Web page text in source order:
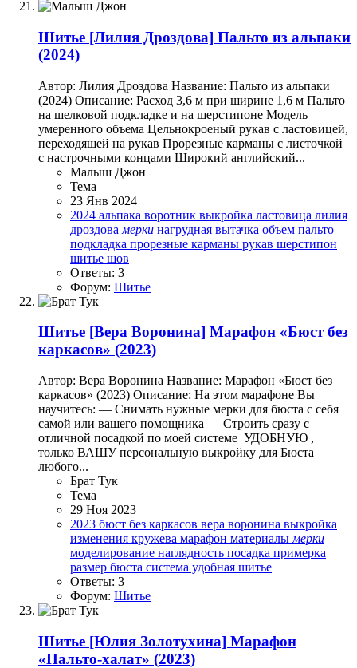
Шитье [Лилия Дроздова] Пальто из альпаки
(2024)
Автор: Лилия Дроздова Название: Пальто из альпаки
(2024) Описание: Расход 3,6 м при ширине 1,6 м Пальто
на шелковой подкладке и на шерстипоне Модель
умеренного объема Цельнокроеный рукав с ластовицей,
переходящей на рукав Прорезные карманы с листочкой
с настрочными концами Широкий английский...
Малыш Джон
Тема
23 Янв 2024
2024 альпака воротник выкройка ластовица лилия
дроздова мерки нагрудная вытачка объем пальто
подкладка прорезные карманы рукав шерстипон
шитье шов
Ответы: 3
Форум: Шитье
Шитье [Вера Воронина] Марафон ‌«Бюст без
каркасов‌» (2023)
Автор: Вера Воронина Название: Марафон ‌«Бюст без
каркасов‌» (2023) Описание: На этом марафоне Вы
научитесь: — Снимать нужные мерки для бюста с себя
самой или вашего помощника — Строить сразу с
отличной посадкой по моей системе ‌ УДОБНУЮ ,
только ВАШУ персональную выкройку для Бюста
любого...
Брат Тук
Тема
29 Ноя 2023
2023 бюст без каркасов вера воронина выкройка
изменения кружева марафон материалы мерки
моделирование наглядность посадка примерка
размер бюста система удобная шитье
Ответы: 3
Форум: Шитье
Шитье [Юлия Золотухина] Марафон
«Пальто-халат» (2023)